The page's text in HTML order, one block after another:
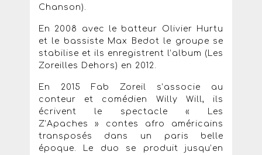
Chanson).
En 2008 avec le batteur Olivier Hurtu
et le bassiste Max Bedot le groupe se
stabilise et ils enregistrent l’album (Les
Zoreilles Dehors) en 2012.
En 2015 Fab Zoreil s’associe au
conteur et comédien Willy Will, ils
écrivent le spectacle « Les
Z’Apaches » contes afro américains
transposés dans un paris belle
époque. Le duo se produit jusqu’en